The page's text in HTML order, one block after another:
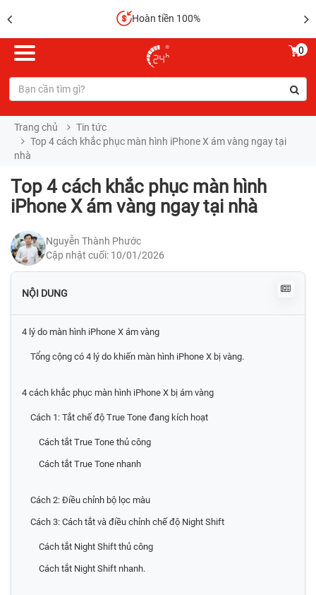
Hoàn tiền 100%
0
Trang chủ
Tin tức
Top 4 cách khắc phục màn hình iPhone X ám vàng ngay tại
nhà
Top 4 cách khắc phục màn hình
iPhone X ám vàng ngay tại nhà
Nguyễn Thành Phước
Cập nhật cuối: 10/01/2026
NỘI DUNG
4 lý do màn hình iPhone X ám vàng
Tổng cộng có 4 lý do khiến màn hình iPhone X bị vàng.
4 cách khắc phục màn hình iPhone X bị ám vàng
Cách 1: Tắt chế độ True Tone đang kích hoạt
Cách tắt True Tone thủ công
Cách tắt True Tone nhanh
Cách 2: Điều chỉnh bộ lọc màu
Cách 3: Cách tắt và điều chỉnh chế độ Night Shift
Cách tắt Night Shift thủ công
Cách tắt Night Shift nhanh.